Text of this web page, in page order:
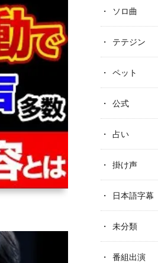
ソロ曲
テテジン
ペット
公式
占い
掛け声
日本語字幕
未分類
番組出演